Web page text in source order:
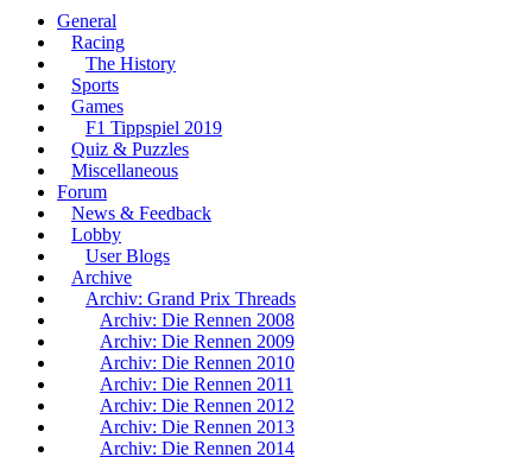
General
Racing
The History
Sports
Games
F1 Tippspiel 2019
Quiz & Puzzles
Miscellaneous
Forum
News & Feedback
Lobby
User Blogs
Archive
Archiv: Grand Prix Threads
Archiv: Die Rennen 2008
Archiv: Die Rennen 2009
Archiv: Die Rennen 2010
Archiv: Die Rennen 2011
Archiv: Die Rennen 2012
Archiv: Die Rennen 2013
Archiv: Die Rennen 2014